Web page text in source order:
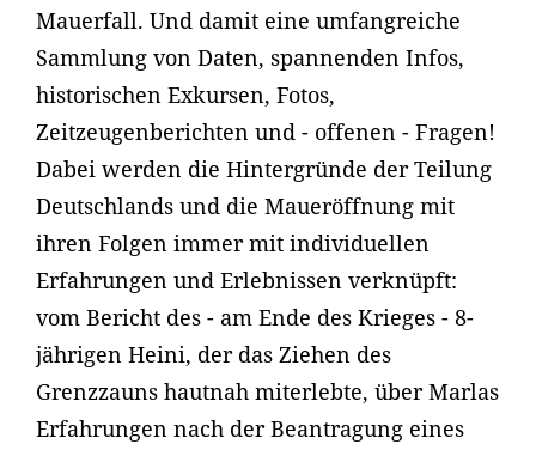
Mauerfall. Und damit eine umfangreiche
Sammlung von Daten, spannenden Infos,
historischen Exkursen, Fotos,
Zeitzeugenberichten und - offenen - Fragen!
Dabei werden die Hintergründe der Teilung
Deutschlands und die Maueröffnung mit
ihren Folgen immer mit individuellen
Erfahrungen und Erlebnissen verknüpft:
vom Bericht des - am Ende des Krieges - 8-
jährigen Heini, der das Ziehen des
Grenzzauns hautnah miterlebte, über Marlas
Erfahrungen nach der Beantragung eines